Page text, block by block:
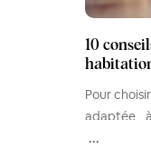
10
Pour
adaptée
prendre
...